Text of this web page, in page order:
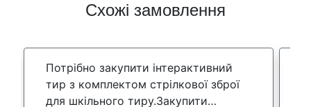
Схожі замовлення
Потрібно закупити інтерактивний
тир з комплектом стрілкової зброї
для шкільного тиру.Закупити